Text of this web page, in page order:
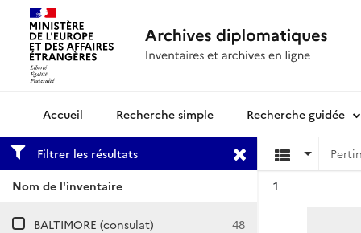
Archives diplomatiquesRecherche simple Recherche guidée
Filtrer les résultats
Nom de l'inventaire
BALTIMORE (consulat) 48
1